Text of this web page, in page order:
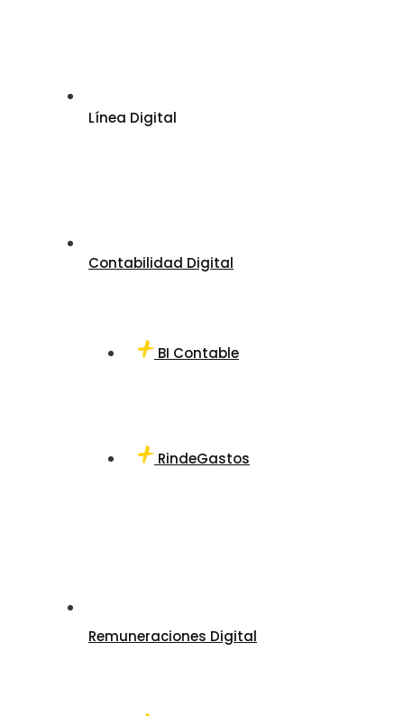
Línea Digital
Contabilidad Digital
BI Contable
RindeGastos
Remuneraciones Digital